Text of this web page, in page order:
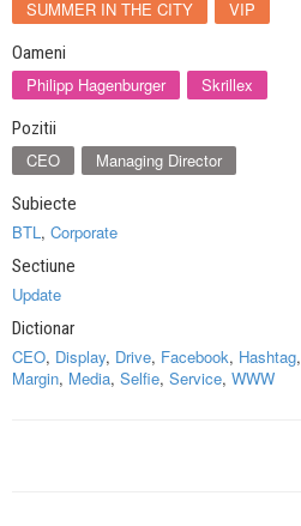
SUMMER IN THE CITY
VIP
Oameni
Philipp Hagenburger Skrillex
Pozitii
CEO Managing Director
Subiecte
BTL, Corporate
Sectiune
Update
Dictionar
CEO, Display, Drive, Facebook, Hashtag,
Margin, Media, Selfie, Service, WWW